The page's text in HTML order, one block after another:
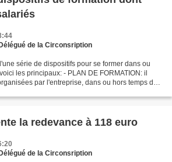
de la Circonsription
série de dispositifs pour se former dans ou
les principaux: - PLAN DE FORMATION: il
par l'entreprise, dans ou hors temps de
la redevance à 118 euro
de la Circonsription